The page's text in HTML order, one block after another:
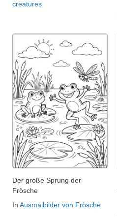
creatures
Der große Sprung der
Frösche
In Ausmalbilder von Frösche